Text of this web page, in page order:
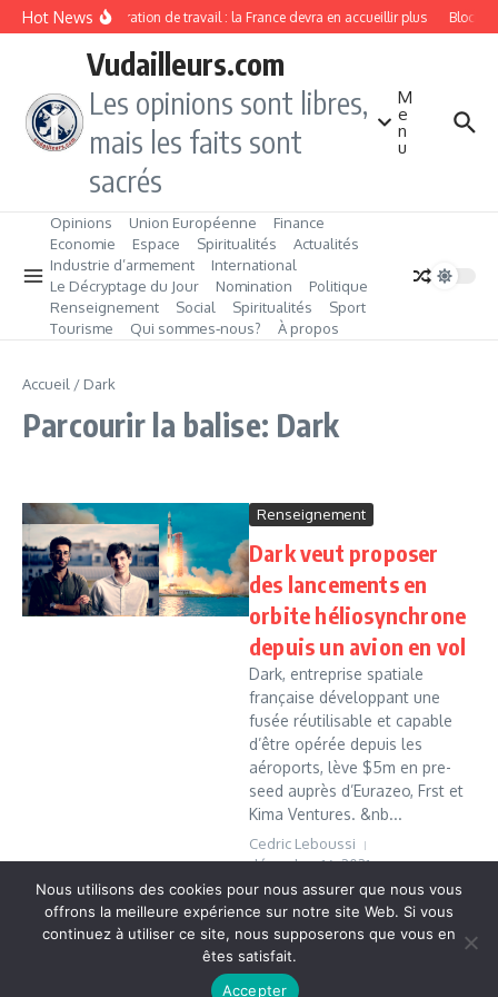
Aller au contenu
Hot NewsImmigration de travail : la France devra en accueillir plus
Vudailleurs.com
Les opinions sont libres,
mais les faits sont
sacrés
M
e
n
u
Opinions Union Européenne
Finance
Economie
Espace Spiritualités
Actualités
Industrie d’armement
International
Le Décryptage du Jour
Nomination
Politique
Renseignement
Social Spiritualités
Sport
Tourisme
Qui sommes‑nous? À propos
Accueil / Dark
Parcourir la balise: Dark
Renseignement
Dark veut proposer
des lancements en
orbite héliosynchrone
depuis un avion en vol
Dark, entreprise spatiale
française développant une
fusée réutilisable et capable
d’être opérée depuis les
aéroports, lève $5m en pre-
seed auprès d’Eurazeo, Frst et
Kima Ventures. &nb...
Cedric Leboussi
décembre 16, 2021
Read More
Copyright © 2026 Vudailleurs.com | Réalisé par
d'actualités X
Nous utilisons des cookies pour nous assurer que nous vous
offrons la meilleure expérience sur notre site Web. Si vous
continuez à utiliser ce site, nous supposerons que vous en
êtes satisfait.
Accepter